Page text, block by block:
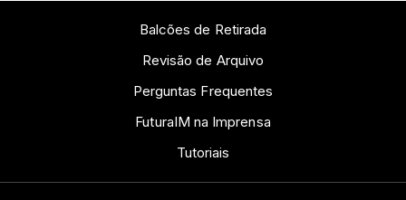
Balcões de Retirada
Revisão de Arquivo
Perguntas Frequentes
FuturaIM na Imprensa
Tutoriais